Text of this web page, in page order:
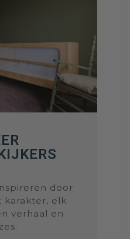
door
karakter, elk
verhaal en